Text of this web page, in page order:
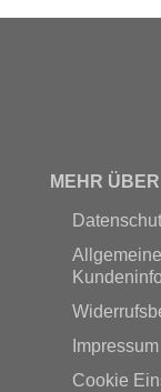
MEHR
Impressum
Cookie